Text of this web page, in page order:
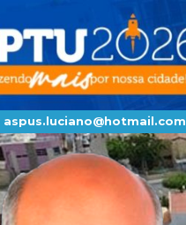
aspus.luciano@hotmail.com